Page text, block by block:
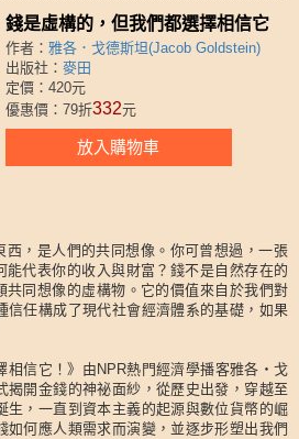
錢是虛構的，但我們都選擇相信它
作者：雅各．戈德斯坦(Jacob Goldstein)
出版社：麥田
定價：420元
優惠價：79折332元
放入購物車
西，是人們的共同想像。你可曾想過，一張
能代表你的收入與財富？錢不是自然存在的
共同想像的虛構物。它的價值來自於我們對
信任構成了現代社會經濟體系的基礎，如果
相信它！》由NPR熱門經濟學播客雅各・戈
揭開金錢的神祕面紗，從歷史出發，穿越至
生，一直到資本主義的起源與數位貨幣的崛
如何應人類需求而演變，並逐步形塑出我們